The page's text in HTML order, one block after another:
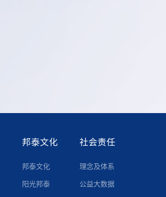
邦泰文化
邦泰文化
阳光邦泰
社会责任
理念及体系
公益大数据